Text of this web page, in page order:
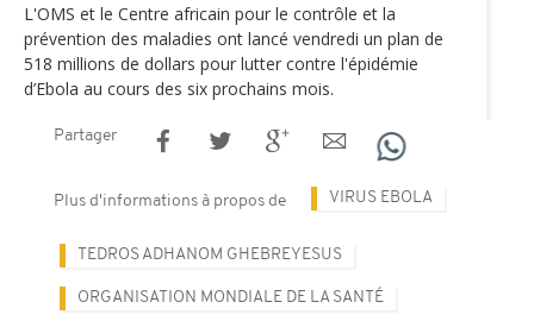
L'OMS et le Centre africain pour le contrôle et la
prévention des maladies ont lancé vendredi un plan de
518 millions de dollars pour lutter contre l'épidémie
d’Ebola au cours des six prochains mois.
Partager
Plus d'informations à propos de VIRUS EBOLA
TEDROS ADHANOM GHEBREYESUS
ORGANISATION MONDIALE DE LA SANTÉ